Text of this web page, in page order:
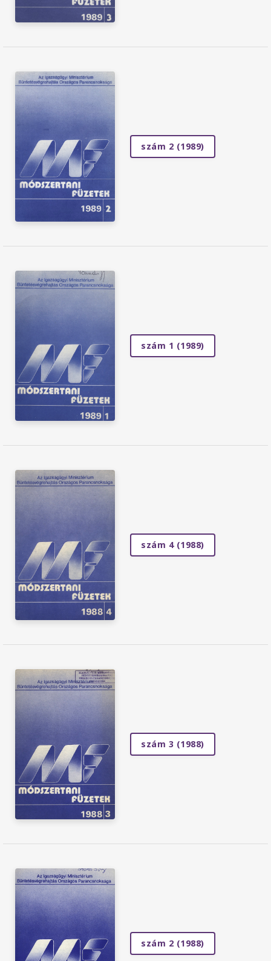
szám 2 (1989)
szám 1 (1989)
szám 4 (1988)
szám 3 (1988)
szám 2 (1988)